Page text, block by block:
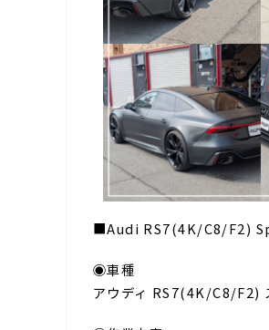
■Audi RS7(4K/C8/F2)
◉車種
アウディ RS7(4K/C8/F2)